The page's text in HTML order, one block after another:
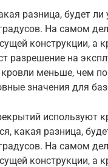
разница, будет
На самом
конструкции, а
разрешение на
меньше, чем
значения для
используют
какая разница,
На самом
конструкции, а